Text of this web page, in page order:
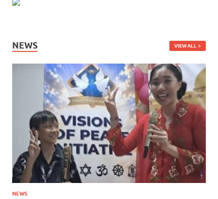
NEWS VIEW ALL
NEWS